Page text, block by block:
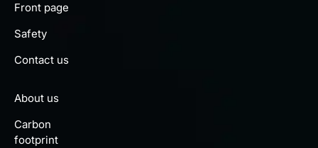
Front page
Safety
Contact us
About us
Carbon
footprint